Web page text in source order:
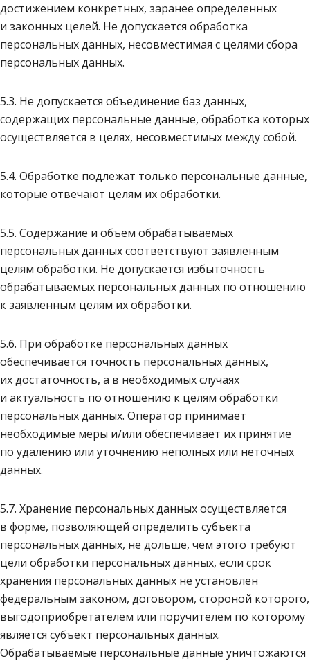
достижением конкретных, заранее определенных
и законных целей. Не допускается обработка
персональных данных, несовместимая с целями сбора
персональных данных.
5.3. Не допускается объединение баз данных,
содержащих персональные данные, обработка которых
осуществляется в целях, несовместимых между собой.
5.4. Обработке подлежат только персональные данные,
которые отвечают целям их обработки.
5.5. Содержание и объем обрабатываемых
персональных данных соответствуют заявленным
целям обработки. Не допускается избыточность
обрабатываемых персональных данных по отношению
к заявленным целям их обработки.
5.6. При обработке персональных данных
обеспечивается точность персональных данных,
их достаточность, а в необходимых случаях
и актуальность по отношению к целям обработки
персональных данных. Оператор принимает
необходимые меры и/или обеспечивает их принятие
по удалению или уточнению неполных или неточных
данных.
5.7. Хранение персональных данных осуществляется
в форме, позволяющей определить субъекта
персональных данных, не дольше, чем этого требуют
цели обработки персональных данных, если срок
хранения персональных данных не установлен
федеральным законом, договором, стороной которого,
выгодоприобретателем или поручителем по которому
является субъект персональных данных.
Обрабатываемые персональные данные уничтожаются